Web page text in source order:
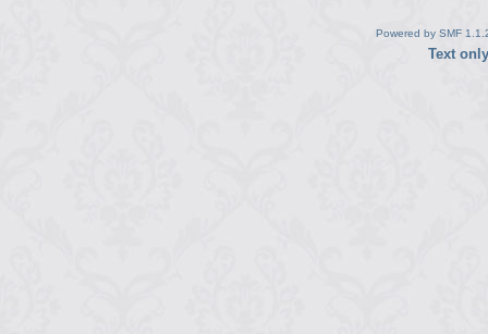
Powered by SMF
Text